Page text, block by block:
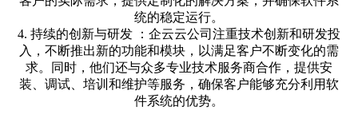
统的稳定运行。
4. 持续的创新与研发 ：企云云公司注重技术创新和研发投
入，不断推出新的功能和模块，以满足客户不断变化的需
求。同时，他们还与众多专业技术服务商合作，提供安
装、调试、培训和维护等服务，确保客户能够充分利用软
件系统的优势。